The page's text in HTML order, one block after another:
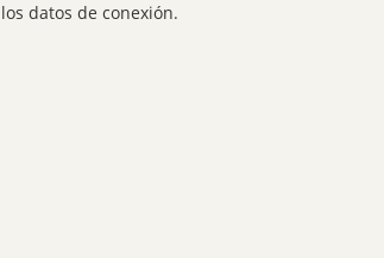
los datos de conexión.